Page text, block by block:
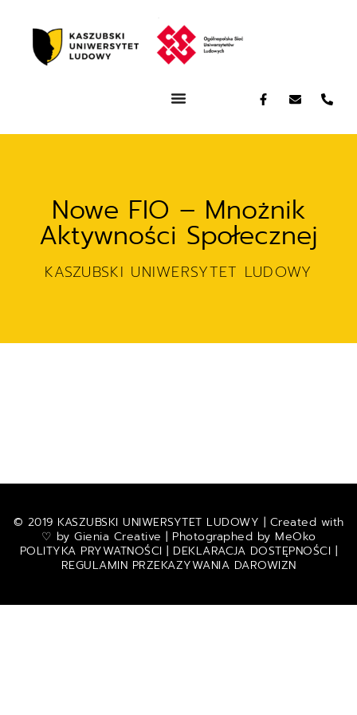
Nowe FIO – Mnożnik
Aktywności Społecznej
KASZUBSKI UNIWERSYTET LUDOWY
© 2019 KASZUBSKI UNIWERSYTET LUDOWY | Created with
♡ by Gienia Creative | Photographed by MeOko
POLITYKA PRYWATNOŚCI| DEKLARACJA DOSTĘPNOŚCI |
REGULAMIN PRZEKAZYWANIA DAROWIZN